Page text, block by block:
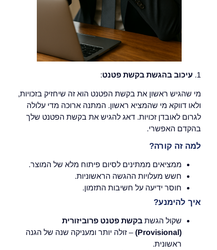
1. עיכוב בהגשת בקשת פטנט:
מי שהגיש ראשון את בקשת הפטנט הוא זה שיחזיק בזכויות,
ולאו דווקא מי שהמציא ראשון. המתנה ארוכה מדי עלולה
לגרום לאובדן זכויות. דאג להגיש את בקשת הפטנט שלך
בהקדם האפשרי.
למה זה קורה?
ממציאים ממתינים לסיום פיתוח מלא של המוצר.
חשש מעלויות ההגשה הראשוניות.
חוסר ידיעה על חשיבות התזמון.
איך להימנע?
שקול הגשת בקשת פטנט פרוביזורית
(Provisional)
– זולה יותר ומעניקה שנה של הגנה
ראשונית.